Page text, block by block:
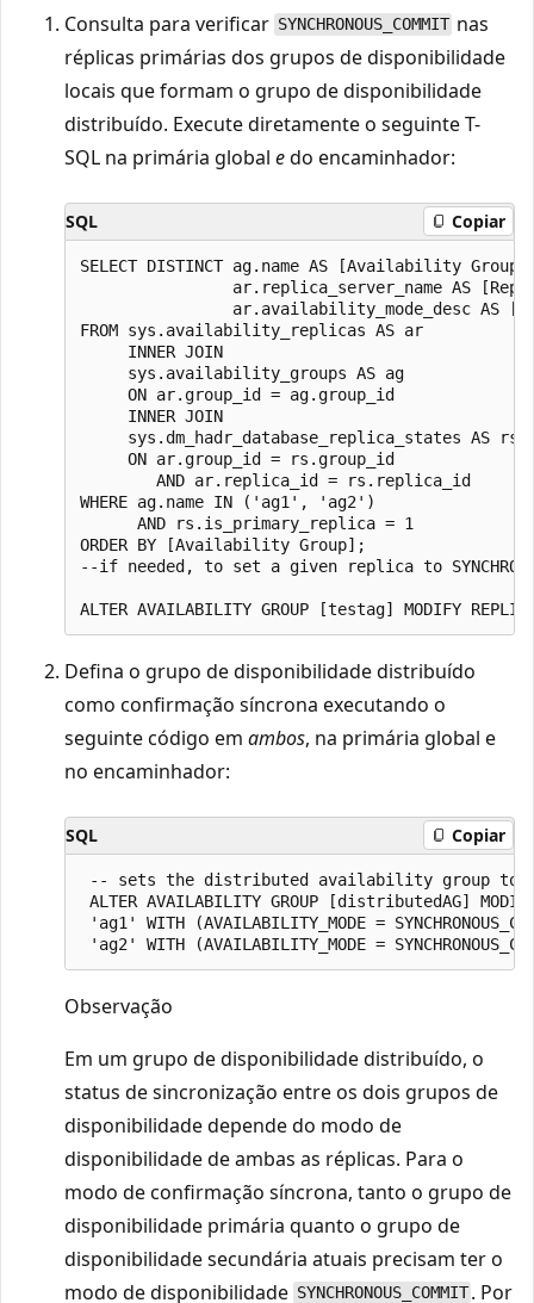
Consulta para verificar SYNCHRONOUS_COMMIT nas
réplicas primárias dos grupos de disponibilidade
locais que formam o grupo de disponibilidade
distribuído. Execute diretamente o seguinte T-
SQL na primária global edo encaminhador:
SQL Copiar
SELECT DISTINCT ag.name AS [Availability
ar.replica_server_name AS
ar.availability_mode_desc AS
FROM sys.availability_replicas AS ar
     INNER JOIN
     sys.availability_groups AS ag
     ON ar.group_id = ag.group_id
     INNER JOIN
     sys.dm_hadr_database_replica_states AS rs
     ON ar.group_id = rs.group_id
        AND ar.replica_id = rs.replica_id
WHERE ag.name IN ('ag1', 'ag2')
      AND rs.is_primary_replica = 1
ORDER BY [Availability Group];
--if needed, to set a given replica to
Defina o grupo de disponibilidade distribuído
como confirmação síncrona executando o
seguinte código em ambos, na primária global e
no encaminhador:
SQL Copiar
-- sets the distributed availability group to
ALTER AVAILABILITY GROUP [distributedAG]
'ag1' WITH (AVAILABILITY_MODE =
Observação
Em um grupo de disponibilidade distribuído, o
status de sincronização entre os dois grupos de
disponibilidade depende do modo de
disponibilidade de ambas as réplicas. Para o
modo de confirmação síncrona, tanto o grupo de
disponibilidade primária quanto o grupo de
disponibilidade secundária atuais precisam ter o
modo de disponibilidade SYNCHRONOUS_COMMIT . Por